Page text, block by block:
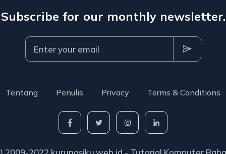
Subscribe for our monthly newsletter.
Tentang Penulis Privacy Terms & Conditions